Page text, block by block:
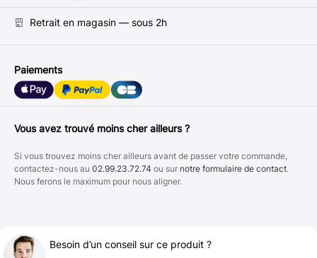
Retrait en magasin — sous 2h
Paiements
Vous avez trouvé moins cher ailleurs ?
Si vous trouvez moins cher ailleurs avant de passer votre commande,
contactez-nous au 02.99.23.72.74 ou sur notre formulaire de contact.
Nous ferons le maximum pour nous aligner.
Besoin d’un conseil sur ce produit ?